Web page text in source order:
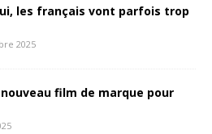
les français vont parfois trop
2025
film de marque pour